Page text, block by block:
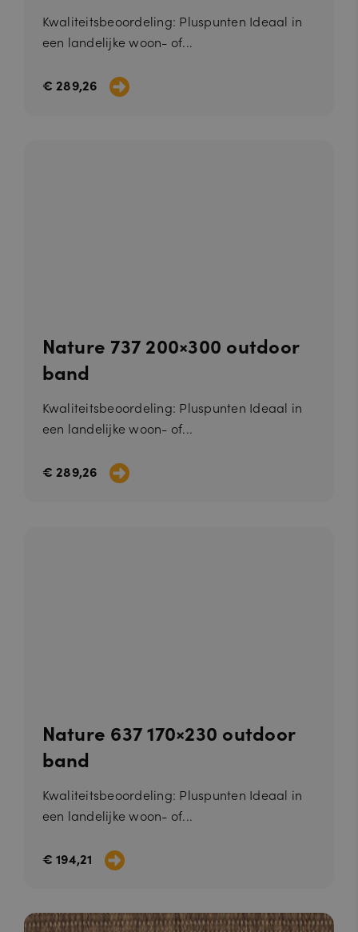
Kwaliteitsbeoordeling: Pluspunten Ideaal in
een landelijke woon- of...
€ 289,26
Nature 737 200×300 outdoor
band
Kwaliteitsbeoordeling: Pluspunten Ideaal in
een landelijke woon- of...
€ 289,26
Nature 637 170×230 outdoor
band
Kwaliteitsbeoordeling: Pluspunten Ideaal in
een landelijke woon- of...
€ 194,21